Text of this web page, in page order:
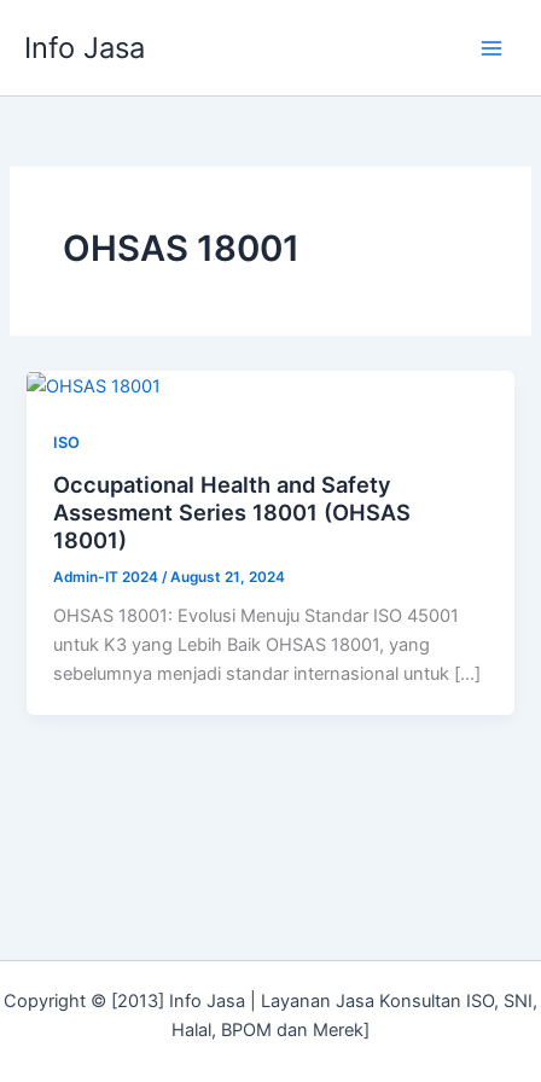
Info Jasa
OHSAS 18001
ISO
Occupational Health and Safety
Assesment Series 18001 (OHSAS
18001)
Admin-IT 2024 /August 21, 2024
OHSAS 18001: Evolusi Menuju Standar ISO 45001
untuk K3 yang Lebih Baik OHSAS 18001, yang
sebelumnya menjadi standar internasional untuk […]
Copyright © [2013] Info Jasa | Layanan Jasa Konsultan ISO, SNI,
Halal, BPOM dan Merek]